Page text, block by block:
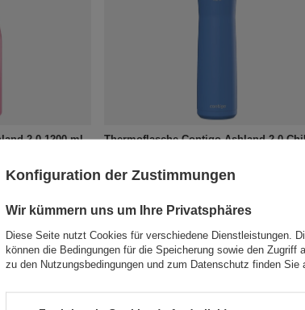
2.0 1200 ml -
Thermoflasche Contigo Ashland 2.0
30,24 € / stk.
Konfiguration der Zustimmungen
Wir kümmern uns um Ihre Privatsphäres
Diese Seite nutzt Cookies für verschiedene Dienstleistungen.
können die Bedingungen für die Speicherung sowie den
zu den Nutzungsbedingungen und zum Datenschutz finden Sie